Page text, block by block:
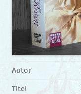
Autor
Titel